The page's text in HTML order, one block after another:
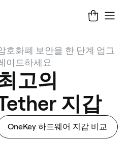
호화폐 보안을 한 단계 업그
이드하세요
고의
지갑
OneKey 하드웨어 지갑 비교